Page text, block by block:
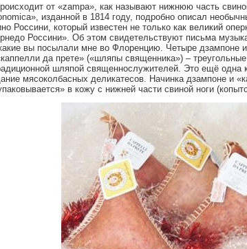
от «zampa», как называют нижнюю часть
изданной в 1814 году, подробно описал
Россини, который известен не только как великий
Россини». Об этом свидетельствуют письма
вы посылали мне во Флоренцию. Четыре дзампоне
да прете» («шляпы священника») –
шляпой священнослужителей. Это ещё
мясоколбасных деликатесов. Начинка дзампоне и
в кожу с нижней части свиной ноги